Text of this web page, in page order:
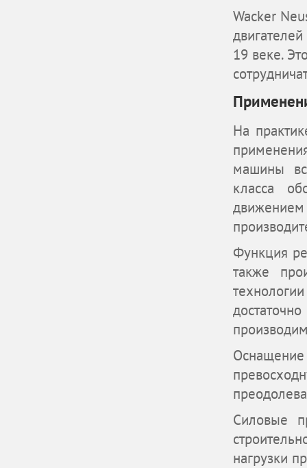
Wacker
19 веке.
На
машины
класса
Функция
также
Силовые
нагрузки